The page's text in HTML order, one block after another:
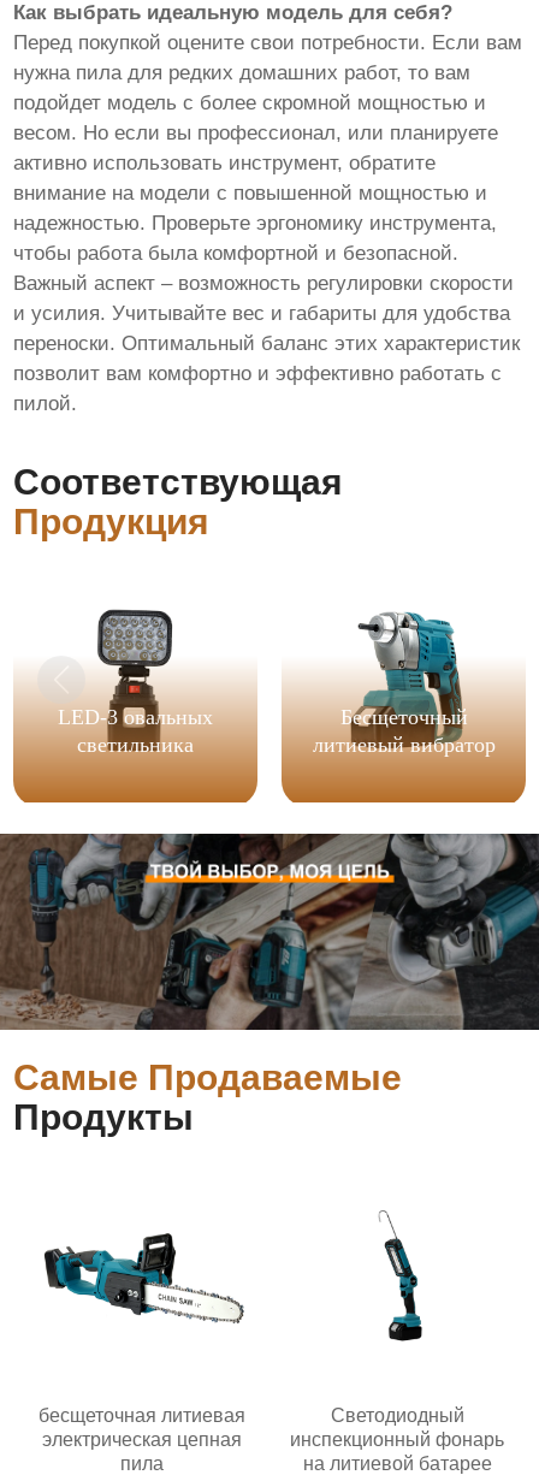
Как выбрать идеальную модель для себя?
Перед покупкой оцените свои потребности. Если вам
нужна пила для редких домашних работ, то вам
подойдет модель с более скромной мощностью и
весом. Но если вы профессионал, или планируете
активно использовать инструмент, обратите
внимание на модели с повышенной мощностью и
надежностью. Проверьте эргономику инструмента,
чтобы работа была комфортной и безопасной.
Важный аспект – возможность регулировки скорости
и усилия. Учитывайте вес и габариты для удобства
переноски. Оптимальный баланс этих характеристик
позволит вам комфортно и эффективно работать с
пилой.
Соответствующая
Продукция
LED-3 овальных
светильника
Бесщеточный
литиевый вибратор
Самые Продаваемые
Продукты
бесщеточная литиевая
электрическая цепная
пила
Светодиодный
инспекционный фонарь
на литиевой батарее